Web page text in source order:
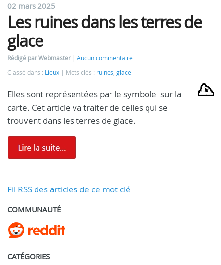
02 mars 2025
Les ruines dans les terres de
glace
Rédigé par Webmaster
Aucun commentaire
Classé dans : Lieux Mots clés : ruines glace
Elles sont représentées par le symbole sur la
carte. Cet article va traiter de celles qui se
trouvent dans les terres de glace.
Fil RSS des articles de ce mot clé
COMMUNAUTÉ
CATÉGORIES